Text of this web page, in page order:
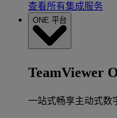
查看所有集成服务
ONE 平台
TeamViewer
一站式畅享主动式数